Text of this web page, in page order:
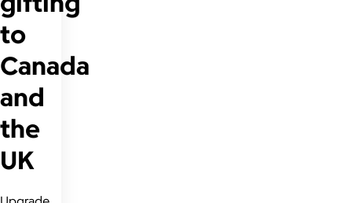
to
Canada
and
the
UK